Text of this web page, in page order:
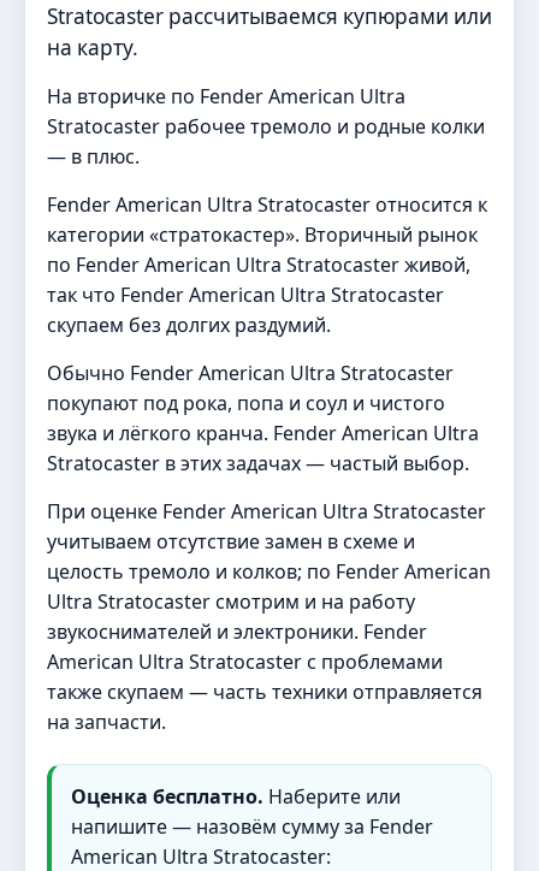
Stratocaster рассчитываемся купюрами или
на карту.
На вторичке по Fender American Ultra
Stratocaster рабочее тремоло и родные колки
— в плюс.
Fender American Ultra Stratocaster относится к
категории «стратокастер». Вторичный рынок
по Fender American Ultra Stratocaster живой,
так что Fender American Ultra Stratocaster
скупаем без долгих раздумий.
Обычно Fender American Ultra Stratocaster
покупают под рока, попа и соул и чистого
звука и лёгкого кранча. Fender American Ultra
Stratocaster в этих задачах — частый выбор.
При оценке Fender American Ultra Stratocaster
учитываем отсутствие замен в схеме и
целость тремоло и колков; по Fender American
Ultra Stratocaster смотрим и на работу
звукоснимателей и электроники. Fender
American Ultra Stratocaster с проблемами
также скупаем — часть техники отправляется
на запчасти.
Оценка бесплатно. Наберите или
напишите — назовём сумму за Fender
American Ultra Stratocaster: